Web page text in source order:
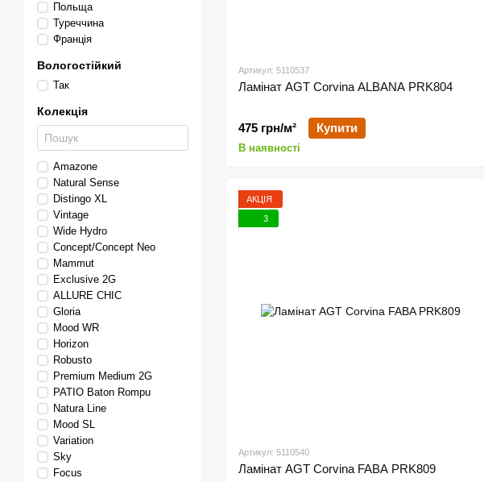
Артикул: 5110537
Ламінат AGT Corvina ALBANA PRK804
475 грн/м² Купити
В наявності
АКЦІЯ
3
Артикул: 5110540
Ламінат AGT Corvina FABA PRK809
Польща
Туреччина
Франція
Вологостійкий
Так
Колекція
Amazone
Natural Sense
Distingo XL
Vintage
Wide Hydro
Concept/Concept Neo
Mammut
Exclusive 2G
ALLURE CHIC
Gloria
Mood WR
Horizon
Robusto
Premium Medium 2G
PATIO Baton Rompu
Natura Line
Mood SL
Variation
Sky
Focus